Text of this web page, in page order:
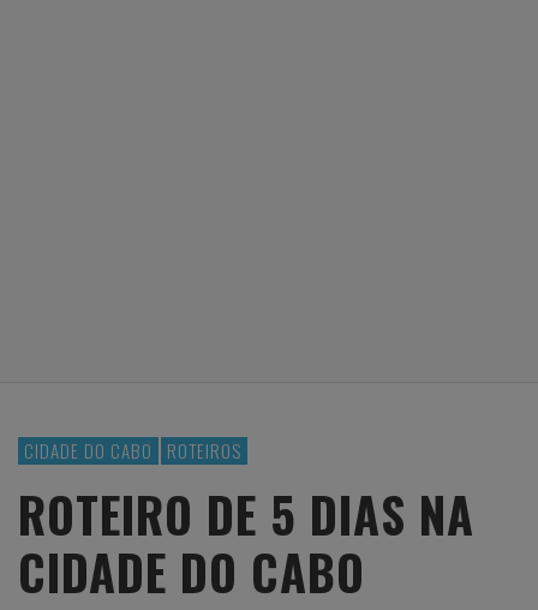
CIDADE DO CABO ROTEIROS
ROTEIRO DE 5 DIAS NA
CIDADE DO CABO